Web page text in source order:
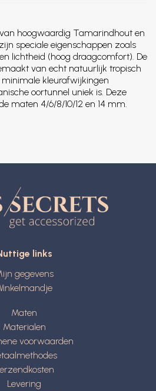
hoogwaardig Tamarindhout en
speciale eigenschappen zoals
lichtheid (hoog draagcomfort). De
van echt natuurlijk tropisch
kleurafwijkingen
oortunnel uniek is. Deze
maten 4/6/8/10/12 en 14 mm.
links
gegevens
Maten
Materialen
voorwaarden
Levering